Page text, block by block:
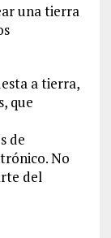
una tierra
a tierra,
que
de
No
del